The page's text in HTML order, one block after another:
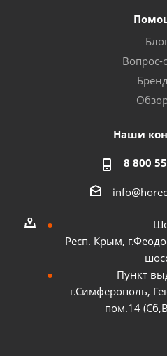
Вопрос-
Наши
8 800
Респ. Крым,
Пункт
г.Симферополь,
пом.14